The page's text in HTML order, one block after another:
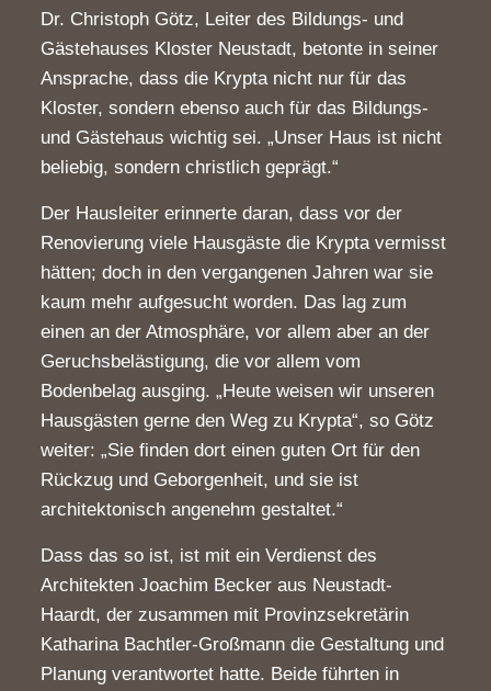
Dr. Christoph Götz, Leiter des Bildungs- und
Gästehauses Kloster Neustadt, betonte in seiner
Ansprache, dass die Krypta nicht nur für das
Kloster, sondern ebenso auch für das Bildungs-
und Gästehaus wichtig sei. „Unser Haus ist nicht
beliebig, sondern christlich geprägt.“
Der Hausleiter erinnerte daran, dass vor der
Renovierung viele Hausgäste die Krypta vermisst
hätten; doch in den vergangenen Jahren war sie
kaum mehr aufgesucht worden. Das lag zum
einen an der Atmosphäre, vor allem aber an der
Geruchsbelästigung, die vor allem vom
Bodenbelag ausging. „Heute weisen wir unseren
Hausgästen gerne den Weg zu Krypta“, so Götz
weiter: „Sie finden dort einen guten Ort für den
Rückzug und Geborgenheit, und sie ist
architektonisch angenehm gestaltet.“
Dass das so ist, ist mit ein Verdienst des
Architekten Joachim Becker aus Neustadt-
Haardt, der zusammen mit Provinzsekretärin
Katharina Bachtler-Großmann die Gestaltung und
Planung verantwortet hatte. Beide führten in